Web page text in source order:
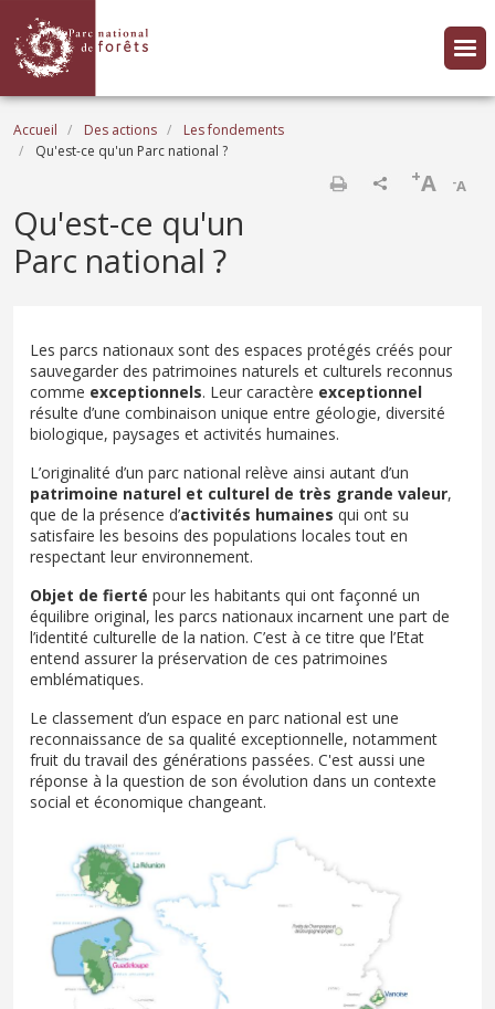
Fil d'Ariane
Accueil Des actions
Les fondements
Qu'est-ce qu'un Parc national ?
-A
+A
Qu'est-ce qu'un
Parc national ?
Les parcs nationaux sont des espaces protégés créés pour
sauvegarder des patrimoines naturels et culturels reconnus
comme exceptionnels. Leur caractère exceptionnel
résulte d’une combinaison unique entre géologie, diversité
biologique, paysages et activités humaines.
L’originalité d’un parc national relève ainsi autant d’un
patrimoine naturel et culturel de très grande valeur,
que de la présence d’activités humaines qui ont su
satisfaire les besoins des populations locales tout en
respectant leur environnement.
Objet de fierté pour les habitants qui ont façonné un
équilibre original, les parcs nationaux incarnent une part de
l’identité culturelle de la nation. C’est à ce titre que l’Etat
entend assurer la préservation de ces patrimoines
emblématiques.
Le classement d’un espace en parc national est une
reconnaissance de sa qualité exceptionnelle, notamment
fruit du travail des générations passées. C'est aussi une
réponse à la question de son évolution dans un contexte
social et économique changeant.